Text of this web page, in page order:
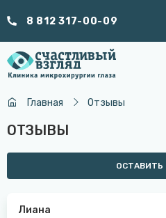
8 812 317-00-09
Главная Отзывы
ОТЗЫВЫ
ОСТАВИТЬ
Лиана